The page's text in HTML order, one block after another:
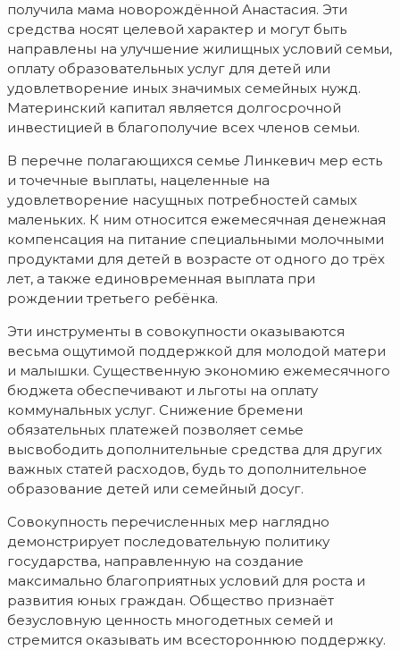
получила мама новорождённой Анастасия. Эти
средства носят целевой характер и могут быть
направлены на улучшение жилищных условий семьи,
оплату образовательных услуг для детей или
удовлетворение иных значимых семейных нужд.
Материнский капитал является долгосрочной
инвестицией в благополучие всех членов семьи.
В перечне полагающихся семье Линкевич мер есть
и точечные выплаты, нацеленные на
удовлетворение насущных потребностей самых
маленьких. К ним относится ежемесячная денежная
компенсация на питание специальными молочными
продуктами для детей в возрасте от одного до трёх
лет, а также единовременная выплата при
рождении третьего ребёнка.
Эти инструменты в совокупности оказываются
весьма ощутимой поддержкой для молодой матери
и малышки. Существенную экономию ежемесячного
бюджета обеспечивают и льготы на оплату
коммунальных услуг. Снижение бремени
обязательных платежей позволяет семье
высвободить дополнительные средства для других
важных статей расходов, будь то дополнительное
образование детей или семейный досуг.
Совокупность перечисленных мер наглядно
демонстрирует последовательную политику
государства, направленную на создание
максимально благоприятных условий для роста и
развития юных граждан. Общество признаёт
безусловную ценность многодетных семей и
стремится оказывать им всестороннюю поддержку.